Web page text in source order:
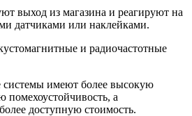
выход из магазина и реагируют на
датчиками или наклейками.
и радиочастотные
системы имеют более высокую
помехоустойчивость, а
доступную стоимость.